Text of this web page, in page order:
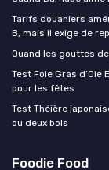
Tarifs douaniers
B, mais il exige de
Quand les gouttes
Test Foie Gras
pour les fêtes
Test Théière
ou deux bols
Foodie Food